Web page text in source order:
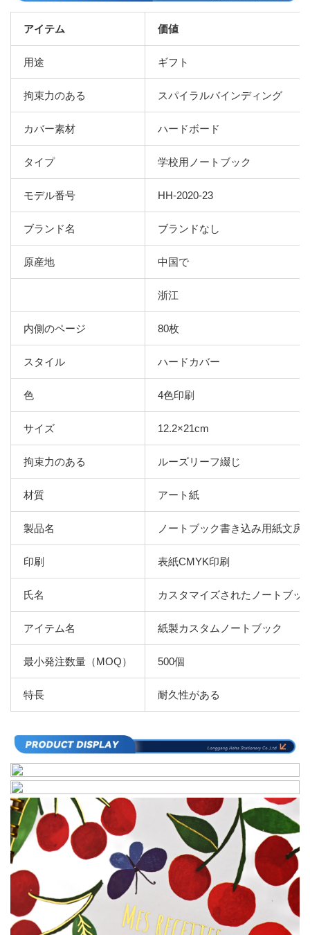
アイテム 価値
用途 ギフト
拘束力のある スパイラルバインディング
カバー素材 ハードボード
タイプ 学校用ノートブック
モデル番号 HH-2020-23
ブランド名 ブランドなし
原産地 中国で
浙江
内側のページ 80枚
スタイル ハードカバー
色 4色印刷
サイズ 12.2×21cm
拘束力のある ルーズリーフ綴じ
材質 アート紙
製品名 ノートブック書き込み用紙文房
印刷 表紙CMYK印刷
氏名 カスタマイズされたノートブッ
アイテム名 紙製カスタムノートブック
最小発注数量（MOQ） 500個
特長 耐久性がある